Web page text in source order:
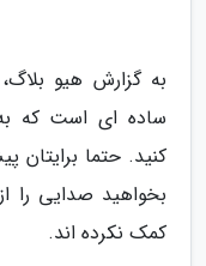
به گزارش هیو
ساده ای است که
کنید. حتما
بخواهید صدایی را
کمک نکرده اند.